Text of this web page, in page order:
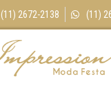
(11) 2672-2138 (11)